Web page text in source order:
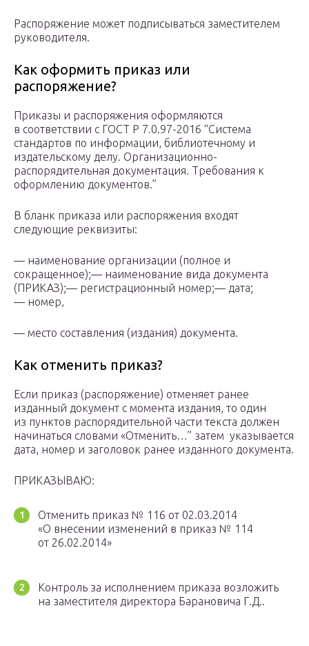
Распоряжение может подписываться заместителем
руководителя.
Как оформить приказ или
распоряжение?
Приказы и распоряжения оформляются
в соответствии с ГОСТ Р 7.0.97-2016 “Система
стандартов по информации, библиотечному и
издательскому делу. Организационно-
распорядительная документация. Требования к
оформлению документов.”
В бланк приказа или распоряжения входят
следующие реквизиты:
— наименование организации (полное и
сокращенное);— наименование вида документа
(ПРИКАЗ);— регистрационный номер;— дата;
— номер,
— место составления (издания) документа.
Как отменить приказ?
Если приказ (распоряжение) отменяет ранее
изданный документ с момента издания, то один
из пунктов распорядительной части текста должен
начинаться словами «Отменить…” затем указывается
дата, номер и заголовок ранее изданного документа.
ПРИКАЗЫВАЮ:
Отменить приказ № 116 от 02.03.2014
«О внесении изменений в приказ № 114
от 26.02.2014»
Контроль за исполнением приказа возложить
на заместителя директора Барановича Г.Д..